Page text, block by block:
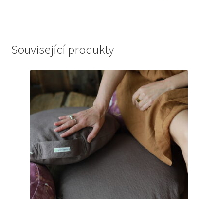
Související produkty